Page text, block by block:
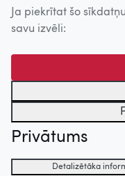
© 2026 Nacionālais Kino
centrs. Sadarbības
kinofotofonodokumentu
Ja piekrītat šo
savu izvēli:
Privātums
Detalizētāka